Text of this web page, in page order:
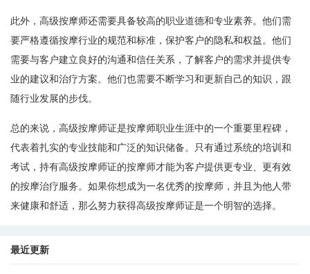
此外，高级按摩师还需要具备较高的职业道德和专业素养。他们需
要严格遵循按摩行业的规范和标准，保护客户的隐私和权益。他们
需要与客户建立良好的沟通和信任关系，了解客户的需求并提供专
业的建议和治疗方案。他们也需要不断学习和更新自己的知识，跟
随行业发展的步伐。
总的来说，高级按摩师证是按摩师职业生涯中的一个重要里程碑，
代表着扎实的专业技能和广泛的知识储备。只有通过系统的培训和
考试，持有高级按摩师证的按摩师才能为客户提供更专业、更有效
的按摩治疗服务。如果你想成为一名优秀的按摩师，并且为他人带
来健康和舒适，那么努力获得高级按摩师证是一个明智的选择。
最近更新